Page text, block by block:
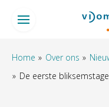
Naar
Ga naar Hoofd
Home Over ons
De eerste